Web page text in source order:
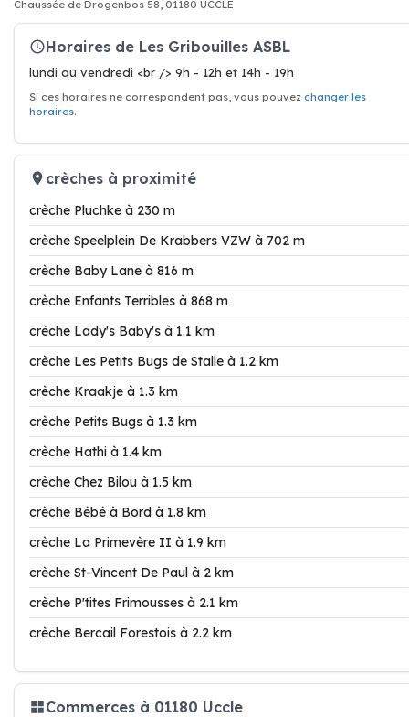
Chaussée de Drogenbos 58, 01180 UCCLE
Horaires de Les Gribouilles ASBL
lundi au vendredi <br /> 9h - 12h et 14h - 19h
Si ces horaires ne correspondent pas, vous pouvez changer les
horaires.
crèches à proximité
crèche Pluchke à 230 m
crèche Speelplein De Krabbers VZW à 702 m
crèche Baby Lane à 816 m
crèche Enfants Terribles à 868 m
crèche Lady's Baby's à 1.1 km
crèche Les Petits Bugs de Stalle à 1.2 km
crèche Kraakje à 1.3 km
crèche Petits Bugs à 1.3 km
crèche Hathi à 1.4 km
crèche Chez Bilou à 1.5 km
crèche Bébé à Bord à 1.8 km
crèche La Primevère II à 1.9 km
crèche St-Vincent De Paul à 2 km
crèche P'tites Frimousses à 2.1 km
crèche Bercail Forestois à 2.2 km
Commerces à 01180 Uccle